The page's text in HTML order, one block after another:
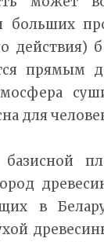
больших
действия)
прямым
для
в